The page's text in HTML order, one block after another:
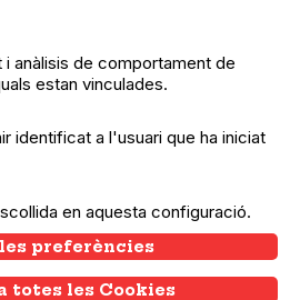
de les activitats
els col·lectius
anàlisis de comportament de
estan vinculades.
identificat a l'usuari que ha iniciat
en aquesta configuració.
preferències
totes les Cookies
consent